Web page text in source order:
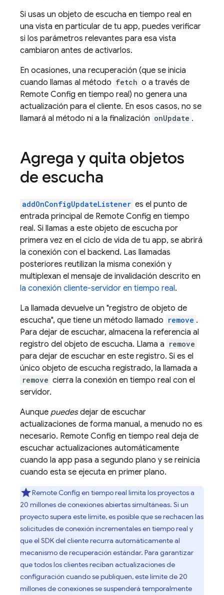
Si usas un objeto de escucha en tiempo real en
una vista en particular de tu app, puedes verificar
si los parámetros relevantes para esa vista
cambiaron antes de activarlos.
En ocasiones, una recuperación (que se inicia
cuando llamas al método fetch o a través de
Remote Config en tiempo real) no genera una
actualización para el cliente. En esos casos, no se
llamará al método ni a la finalización onUpdate .
Agrega y quita objetos
de escucha
addOnConfigUpdateListener es el punto de
entrada principal de Remote Config en tiempo
real. Si llamas a este objeto de escucha por
primera vez en el ciclo de vida de tu app, se abrirá
la conexión con el backend. Las llamadas
posteriores reutilizan la misma conexión y
multiplexan el mensaje de invalidación descrito en
la conexión cliente-servidor en tiempo real.
La llamada devuelve un "registro de objeto de
escucha", que tiene un método llamado remove .
Para dejar de escuchar, almacena la referencia al
registro del objeto de escucha. Llama a remove
para dejar de escuchar en este registro. Si es el
único objeto de escucha registrado, la llamada a
remove cierra la conexión en tiempo real con el
servidor.
Aunque puedesdejar de escuchar
actualizaciones de forma manual, a menudo no es
necesario. Remote Config en tiempo real deja de
escuchar actualizaciones automáticamente
cuando la app pasa a segundo plano y se reinicia
cuando esta se ejecuta en primer plano.
Remote Config en tiempo real limita los proyectos a
20 millones de conexiones abiertas simultáneas. Si un
proyecto supera este límite, es posible que se rechacen las
solicitudes de conexión incrementales en tiempo real y
que el SDK del cliente recurra automáticamente al
mecanismo de recuperación estándar. Para garantizar
que todos los clientes reciban actualizaciones de
configuración cuando se publiquen, este límite de 20
millones de conexiones se suspenderá temporalmente